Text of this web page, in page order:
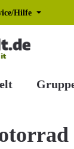
Hilfe